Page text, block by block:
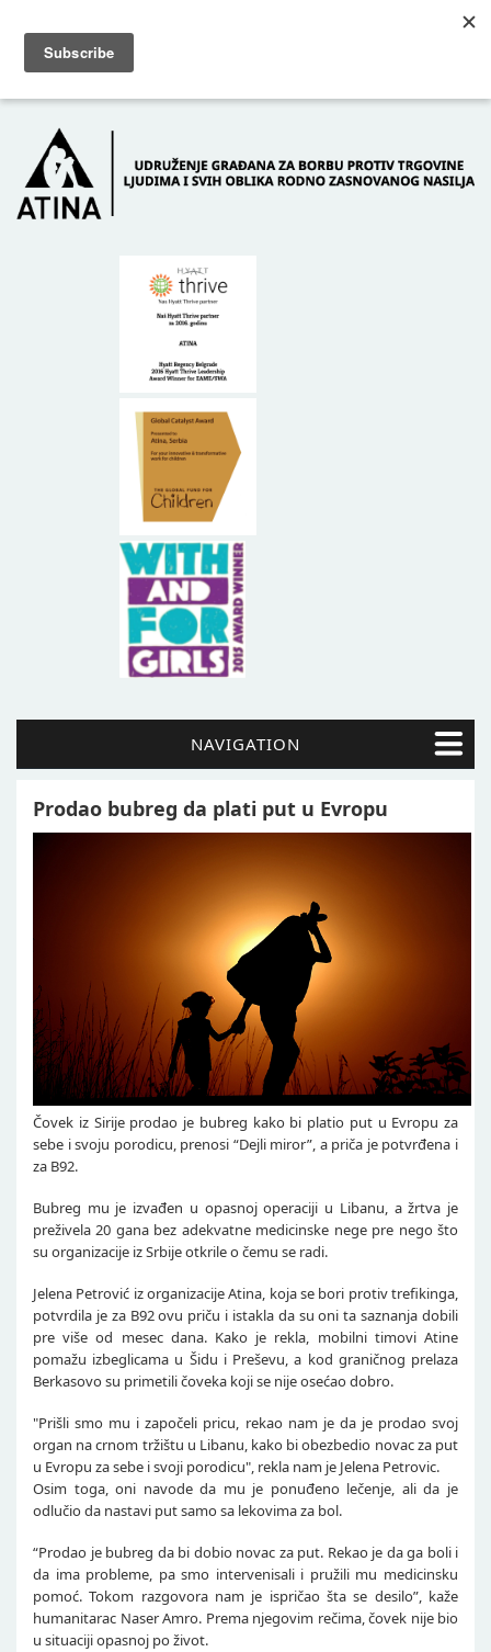
POČETNA O NAMA
NAVIGATION
Prodao bubreg da plati put u Evropu
Čovek iz Sirije prodao je bubreg kako bi platio put u Evropu za
sebe i svoju porodicu, prenosi “Dejli miror”, a priča je potvrđena i
za B92.
Bubreg mu je izvađen u opasnoj operaciji u Libanu, a žrtva je
preživela 20 gana bez adekvatne medicinske nege pre nego što
su organizacije iz Srbije otkrile o čemu se radi.
Jelena Petrović iz organizacije Atina, koja se bori protiv trefikinga,
potvrdila je za B92 ovu priču i istakla da su oni ta saznanja dobili
pre više od mesec dana. Kako je rekla, mobilni timovi Atine
pomažu izbeglicama u Šidu i Preševu, a kod graničnog prelaza
Berkasovo su primetili čoveka koji se nije osećao dobro.
"Prišli smo mu i započeli pricu, rekao nam je da je prodao svoj
organ na crnom tržištu u Libanu, kako bi obezbedio novac za put
u Evropu za sebe i svoji porodicu", rekla nam je Jelena Petrovic.
Osim toga, oni navode da mu je ponuđeno lečenje, ali da je
odlučio da nastavi put samo sa lekovima za bol.
“Prodao je bubreg da bi dobio novac za put. Rekao je da ga boli i
da ima probleme, pa smo intervenisali i pružili mu medicinsku
pomoć. Tokom razgovora nam je ispričao šta se desilo”, kaže
humanitarac Naser Amro. Prema njegovim rečima, čovek nije bio
u situaciji opasnoj po život.